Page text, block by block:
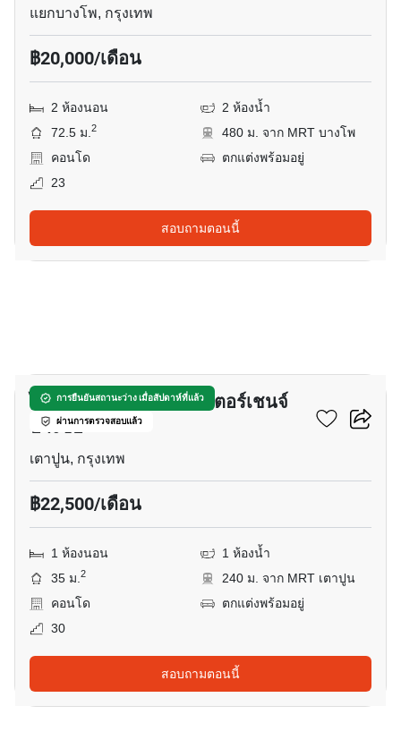
แยกบางโพ, กรุงเทพ
฿20,000/เดือน
2 ห้องนอน
2 ห้องน้ำ
72.5 ม.2
480 ม. จาก MRT บางโพ
คอนโด
ตกแต่งพร้อมอยู่
23
สอบถามตอนนี้
การยืนยันสถานะว่าง เมื่อสัปดาห์ที่แล้ว
ผ่านการตรวจสอบแล้ว
ไอดีโอ โมบิ แกรนด์ อินเตอร์เชนจ์
บางซื่อ
เตาปูน, กรุงเทพ
฿22,500/เดือน
1 ห้องนอน
1 ห้องน้ำ
35 ม.2
240 ม. จาก MRT เตาปูน
คอนโด
ตกแต่งพร้อมอยู่
30
สอบถามตอนนี้